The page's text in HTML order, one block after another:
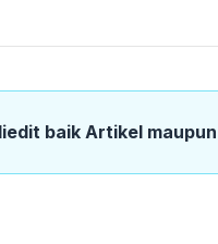
baik Artikel